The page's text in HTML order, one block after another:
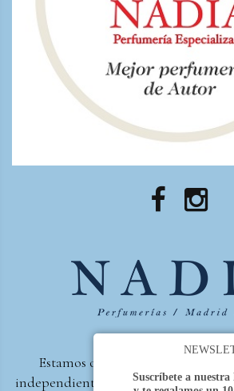
Estamos orgullosos de ser la
independiente de España, en recibir
Suscríbete a